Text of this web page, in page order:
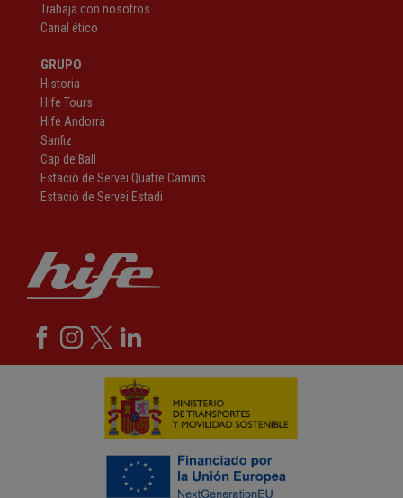
Trabaja con nosotros
Canal ético
GRUPO
Historia
Hife Tours
Hife Andorra
Sanfiz
Cap de Ball
Estació de Servei Quatre Camins
Estació de Servei Estadi